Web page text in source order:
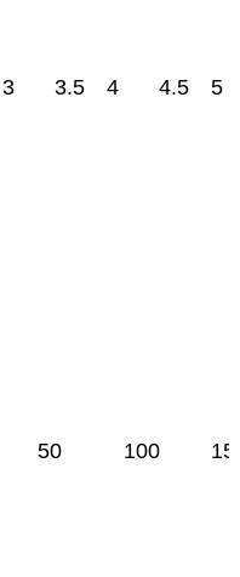
3 3.5 4 4.5 5
50 100